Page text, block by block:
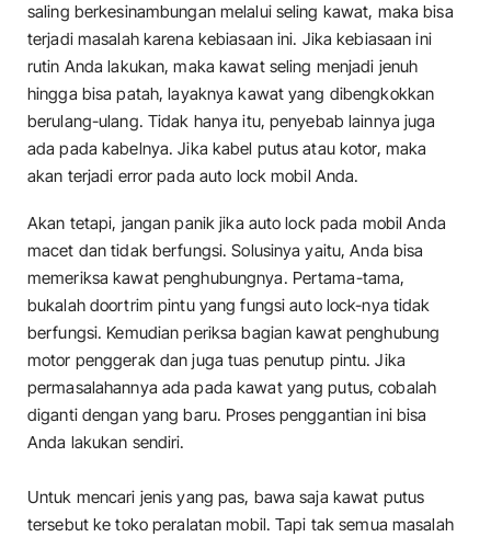
saling berkesinambungan melalui seling kawat, maka bisa
terjadi masalah karena kebiasaan ini. Jika kebiasaan ini
rutin Anda lakukan, maka kawat seling menjadi jenuh
hingga bisa patah, layaknya kawat yang dibengkokkan
berulang-ulang. Tidak hanya itu, penyebab lainnya juga
ada pada kabelnya. Jika kabel putus atau kotor, maka
akan terjadi error pada auto lock mobil Anda.
Akan tetapi, jangan panik jika auto lock pada mobil Anda
macet dan tidak berfungsi. Solusinya yaitu, Anda bisa
memeriksa kawat penghubungnya. Pertama-tama,
bukalah doortrim pintu yang fungsi auto lock-nya tidak
berfungsi. Kemudian periksa bagian kawat penghubung
motor penggerak dan juga tuas penutup pintu. Jika
permasalahannya ada pada kawat yang putus, cobalah
diganti dengan yang baru. Proses penggantian ini bisa
Anda lakukan sendiri.
Untuk mencari jenis yang pas, bawa saja kawat putus
tersebut ke toko peralatan mobil. Tapi tak semua masalah